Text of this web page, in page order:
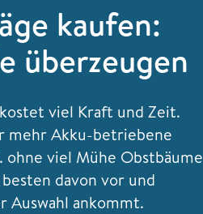
kaufen:
überzeugen
viel Kraft und Zeit.
mehr Akku-betriebene
ohne viel Mühe Obstbäume
davon vor und
Auswahl ankommt.